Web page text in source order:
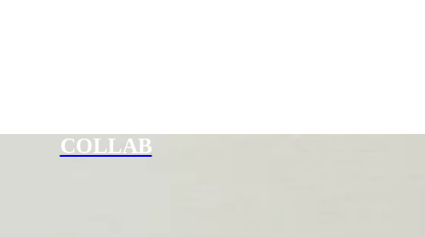
COLLAB